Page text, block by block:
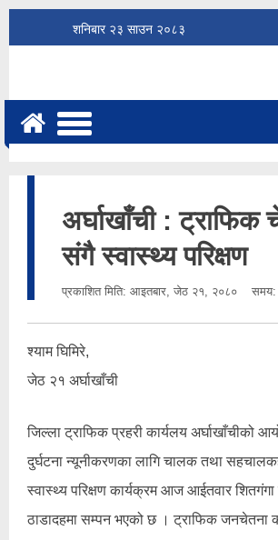
शनिबार २३ साउन २०८३
अर्घाखाँची :
संगै स्वास्थ्य परिक्षण
प्रकाशित मिति: आइतबार, जेठ २१, २०८० समय:
श्याम घिमिरे,
जेठ २१ अर्घाखाँची
जिल्ला ट्राफिक प्रहरी कार्यलय अर्घाखाँचीको
दुर्घटना न्यूनीकरणका लागि चालक तथा
स्वास्थ्य परिक्षण कार्यक्रम आज आईतवार शितगंगा
ठाडादहमा सम्पन भएको छ । ट्राफिक जनचेतना